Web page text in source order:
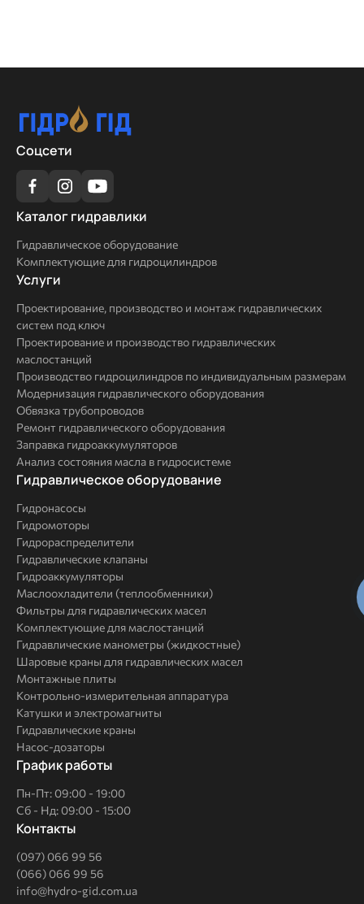
Соцсети
Каталог
Каталог гидравлики
Гидравлическое оборудование
Комплектующие для гидроцилиндров
Услуги
Услуги
Проектирование, производство и монтаж гидравлических
систем под ключ
Проектирование и производство гидравлических
маслостанций
Производство гидроцилиндров по индивидуальным размерам
Модернизация гидравлического оборудования
Обвязка трубопроводов
Ремонт гидравлического оборудования
Заправка гидроаккумуляторов
Анализ состояния масла в гидросистеме
Комплексные
Гидравлическое оборудование
Гидронасосы
Гидромоторы
Гидрораспределители
Гидравлические клапаны
Гидроаккумуляторы
Маслоохладители (теплообменники)
Фильтры для гидравлических масел
Комплектующие для маслостанций
Гидравлические манометры (жидкостные)
Шаровые краны для гидравлических масел
Монтажные плиты
Контрольно-измерительная аппаратура
Катушки и электромагниты
Гидравлические краны
Насос-дозаторы
График работы
Пн-Пт: 09:00 - 19:00
Сб - Нд: 09:00 - 15:00
Контакты
(097) 066 99 56
(066) 066 99 56
info@hydro-gid.com.ua